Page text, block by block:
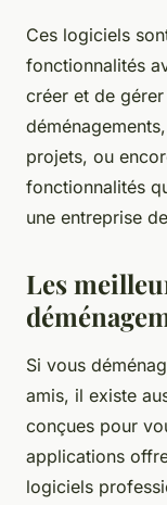
Ces logiciels
fonctionnalités
créer et de
projets, ou
fonctionnalités
une entreprise
Les
Si vous
amis, il existe
conçues pour
applications
logiciels